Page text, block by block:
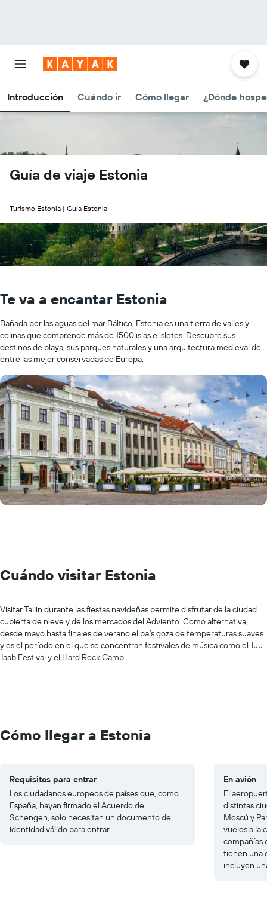
Introducción Cuándo ir Cómo llegar ¿Dónde
Guía de viaje Estonia
Turismo Estonia | Guía Estonia
Te va a encantar Estonia
Bañada por las aguas del mar Báltico, Estonia es una tierra de valles y
colinas que comprende más de 1500 islas e islotes. Descubre sus
destinos de playa, sus parques naturales y una arquitectura medieval de
entre las mejor conservadas de Europa.
Cuándo visitar Estonia
Visitar Tallin durante las fiestas navideñas permite disfrutar de la ciudad
cubierta de nieve y de los mercados del Adviento. Como alternativa,
desde mayo hasta finales de verano el país goza de temperaturas suaves
y es el período en el que se concentran festivales de música como el Juu
Jääb Festival y el Hard Rock Camp.
Cómo llegar a Estonia
Requisitos para entrar
Los ciudadanos europeos de países que, como
España, hayan firmado el Acuerdo de
Schengen, solo necesitan un documento de
identidad válido para entrar.
En avión
El
distintas
Moscú y
vuelos a la
compañías
tienen una
incluyen